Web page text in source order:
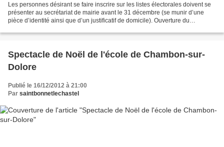
Les personnes désirant se faire inscrire sur les listes électorales doivent se
présenter au secrétariat de mairie avant le 31 décembre (se munir d’une
pièce d’identité ainsi que d’un justificatif de domicile). Ouverture du
Spectacle de Noël de l'école de Chambon-sur-
Dolore
Publié le 16/12/2012 à 21:00
Par saintbonnetlechastel